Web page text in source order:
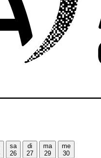
sa
26
di
27
ma
29
me
30